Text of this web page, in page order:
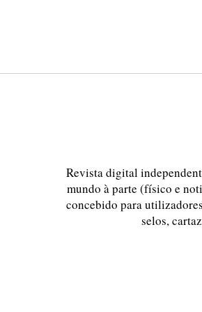
Revista digital
mundo à parte (físico e
concebido para
selos,